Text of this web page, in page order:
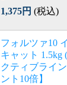
1,375円 (税込)
フォルツァ10
キャット 1.5kg
クティブライ
ント10倍】